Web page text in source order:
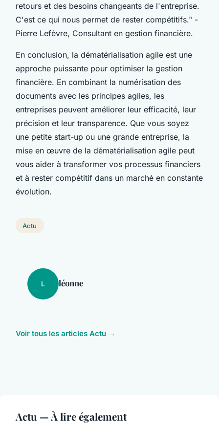
retours et des besoins changeants de l'entreprise.
C'est ce qui nous permet de rester compétitifs." -
Pierre Lefèvre, Consultant en gestion financière.
En conclusion, la dématérialisation agile est une
approche puissante pour optimiser la gestion
financière. En combinant la numérisation des
documents avec les principes agiles, les
entreprises peuvent améliorer leur efficacité, leur
précision et leur transparence. Que vous soyez
une petite start-up ou une grande entreprise, la
mise en œuvre de la dématérialisation agile peut
vous aider à transformer vos processus financiers
et à rester compétitif dans un marché en constante
évolution.
Actu
L léonne
Voir tous les articles Actu →
Actu — À lire également